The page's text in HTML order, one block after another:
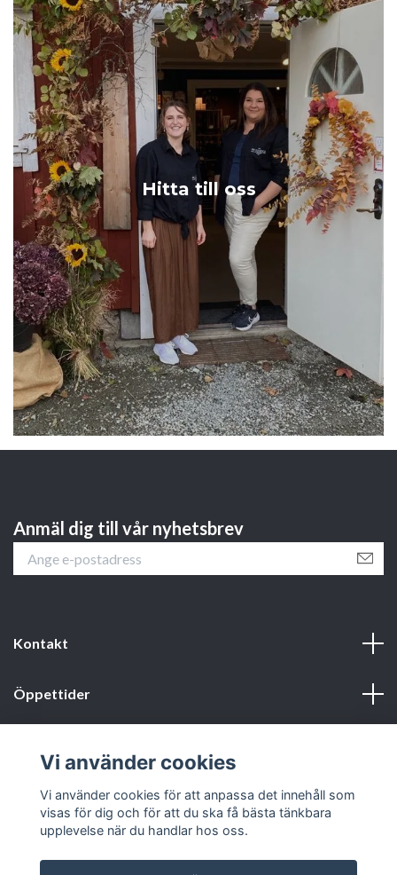
Hitta till oss
Anmäl dig till vår nyhetsbrev
Kontakt
Öppettider
Sociala medier
Vi använder cookies
Vi använder cookies för att anpassa det innehåll som
visas för dig och för att du ska få bästa tänkbara
upplevelse när du handlar hos oss.